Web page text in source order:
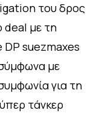
του δρος
deal με τη
DP suezmaxes
σύμφωνα με
για τη
τάνκερ